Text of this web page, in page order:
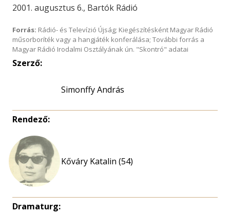
2001. augusztus 6., Bartók Rádió
Forrás: Rádió- és Televízió Újság; Kiegészítésként Magyar Rádió
műsorboríték vagy a hangjáték konferálása; További forrás a
Magyar Rádió Irodalmi Osztályának ún. "Skontró" adatai
Szerző:
Simonffy András
Rendező:
Kőváry Katalin (54)
Dramaturg: